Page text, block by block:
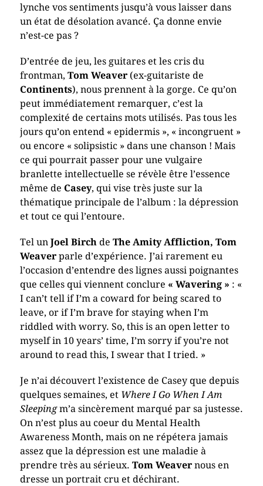
lynche vos sentiments jusqu’à vous laisser dans
un état de désolation avancé. Ça donne envie
n’est-ce pas ?
D’entrée de jeu, les guitares et les cris du
frontman, Tom Weaver(ex-guitariste de
Continents), nous prennent à la gorge. Ce qu’on
peut immédiatement remarquer, c’est la
complexité de certains mots utilisés. Pas tous les
jours qu’on entend « epidermis », « incongruent »
ou encore « solipsistic » dans une chanson ! Mais
ce qui pourrait passer pour une vulgaire
branlette intellectuelle se révèle être l’essence
même de Casey, qui vise très juste sur la
thématique principale de l’album : la dépression
et tout ce qui l’entoure.
Tel un Joel Birchde The Amity Affliction, Tom
Weaverparle d’expérience. J’ai rarement eu
l’occasion d’entendre des lignes aussi poignantes
que celles qui viennent conclure « Wavering » : «
I can’t tell if I’m a coward for being scared to
leave, or if I’m brave for staying when I’m
riddled with worry. So, this is an open letter to
myself in 10 years’ time, I’m sorry if you’re not
around to read this, I swear that I tried. »
Je n’ai découvert l’existence de Casey que depuis
quelques semaines, et Where I Go When I Am
Sleepingm’a sincèrement marqué par sa justesse.
On n’est plus au coeur du Mental Health
Awareness Month, mais on ne répétera jamais
assez que la dépression est une maladie à
prendre très au sérieux. Tom Weavernous en
dresse un portrait cru et déchirant.